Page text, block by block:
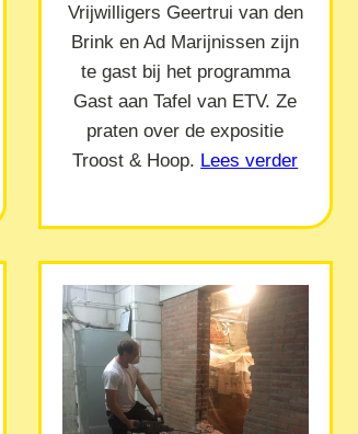
Vrijwilligers Geertrui van den
Brink en Ad Marijnissen zijn
te gast bij het programma
Gast aan Tafel van ETV. Ze
praten over de expositie
Troost & Hoop. Lees verder